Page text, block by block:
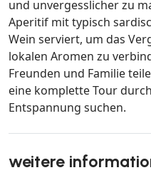
und unvergesslicher zu
Aperitif mit typisch
Wein serviert, um das
lokalen Aromen zu
Freunden und Familie
eine komplette Tour
Entspannung suchen.
weitere